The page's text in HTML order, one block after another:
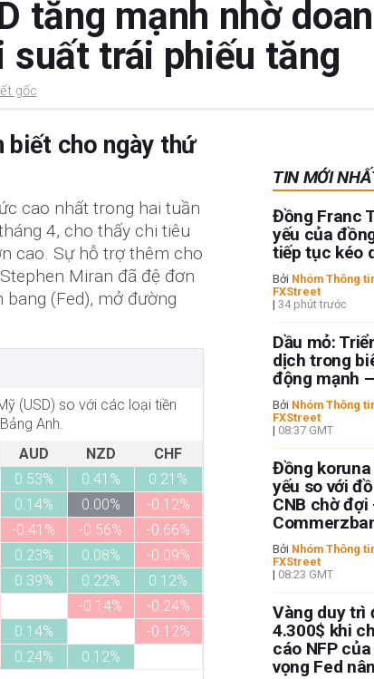
tăng mạnh nhờ
suất trái phiếu tăng
gốc
biết cho ngày thứ
cao nhất trong hai tuần
4, cho thấy chi tiêu
cao. Sự hỗ trợ thêm cho
Miran đã đệ đơn
(Fed), mở đường
(USD) so với các loại tiền
Anh.
AUD NZD
CHF
0.53% 0.41%
0.21%
0.14% 0.00%
-0.12%
-0.41% -0.56%
-0.66%
0.23% 0.08%
-0.09%
0.39% 0.22%
0.12%
-0.14%
-0.24%
0.14%
-0.12%
0.24% 0.12%
TIN MỚI
Đồng Franc
yếu của
tiếp tục kéo
Bởi Nhóm Thông
FXStreet
| 34 phút trước
Dầu mỏ:
dịch trong
động mạnh
Bởi Nhóm Thông
FXStreet
| 08:37 GMT
Đồng koruna
yếu so với
CNB chờ đợi
Bởi Nhóm Thông
FXStreet
| 08:23 GMT
Vàng duy trì
4.300$ khi
cáo NFP
vọng Fed